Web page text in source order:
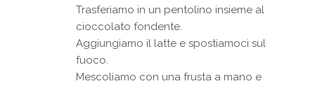
Trasferiamo in un pentolino insieme al
cioccolato fondente.
Aggiungiamo il latte e spostiamoci sul
fuoco.
Mescoliamo con una frusta a mano e